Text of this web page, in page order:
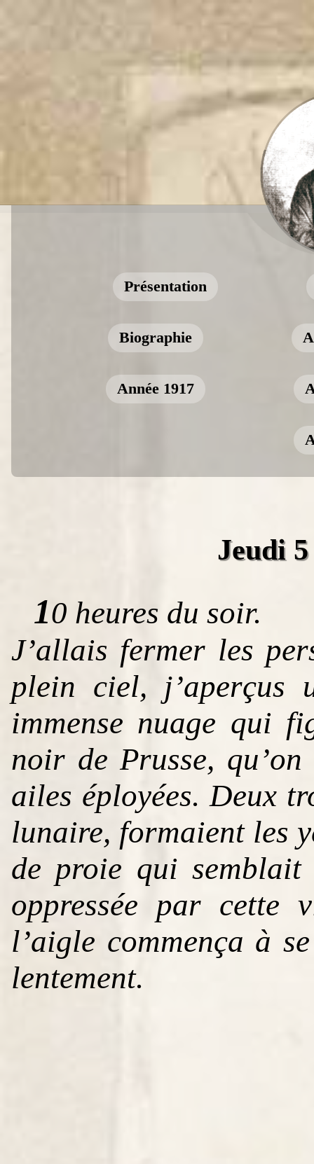
Présentation
Biographie
Année 1917
Jeudi
10 heures du soir.
J’allais fermer les
plein ciel, j’aperçus
immense nuage qui
noir de Prusse,
ailes éployées. Deux
lunaire, formaient les
de proie qui
oppressée par cette
l’aigle commença à
lentement.